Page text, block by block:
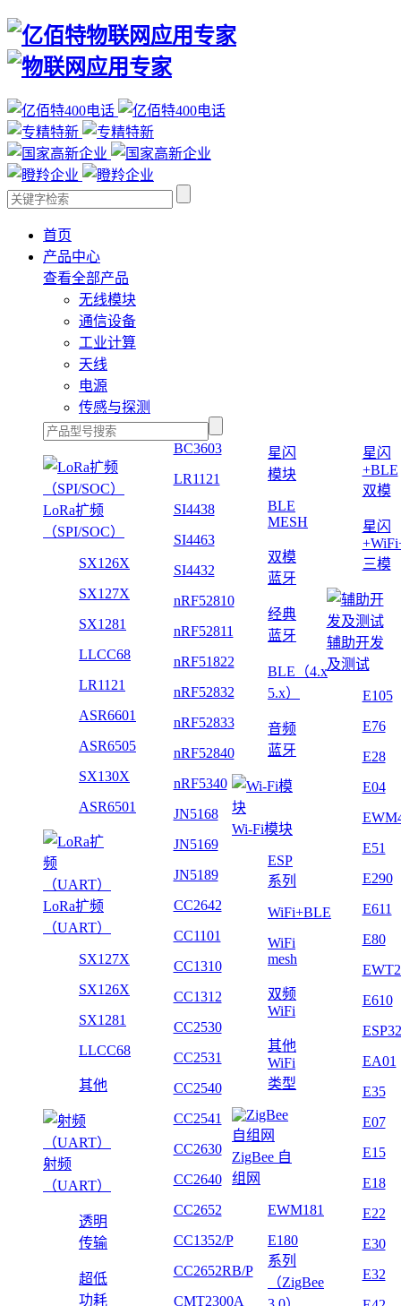
首页
产品中心
查看全部产品
无线模块
通信设备
工业计算
天线
电源
传感与探测
LoRa扩频
（SPI/SOC）
SX126X
SX127X
SX1281
LLCC68
LR1121
ASR6601
ASR6505
SX130X
ASR6501
LoRa扩频
（UART）
SX127X
SX126X
SX1281
LLCC68
其他
射频
（UART）
透明
传输
超低
功耗
BC3603
LR1121
SI4438
SI4463
SI4432
nRF52810
nRF52811
nRF51822
nRF52832
nRF52833
nRF52840
nRF5340
JN5168
JN5169
JN5189
CC2642
CC1101
CC1310
CC1312
CC2530
CC2531
CC2540
CC2541
CC2630
CC2640
CC2652
CC1352/P
CC2652RB/P
CMT2300A
星闪
模块
BLE
MESH
双模
蓝牙
经典
蓝牙
BLE（4.x
5.x）
音频
蓝牙
Wi-Fi模块
ESP
系列
WiFi+BLE
WiFi
mesh
双频
WiFi
其他
WiFi
类型
ZigBee 自
组网
EWM181
E180
系列
（ZigBee
星闪
+BLE
双模
星闪
三模
辅助开发
及测试
E105
E76
E28
E04
E51
E290
E611
E80
E610
ESP32
EA01
E35
E07
E15
E18
E22
E30
E32